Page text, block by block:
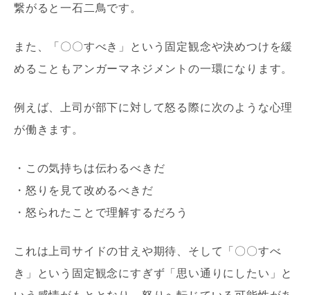
繋がると一石二鳥です。
また、「〇〇すべき」という固定観念や決めつけを緩
めることもアンガーマネジメントの一環になります。
例えば、上司が部下に対して怒る際に次のような心理
が働きます。
・この気持ちは伝わるべきだ
・怒りを見て改めるべきだ
・怒られたことで理解するだろう
これは上司サイドの甘えや期待、そして「〇〇すべ
き」という固定観念にすぎず「思い通りにしたい」と